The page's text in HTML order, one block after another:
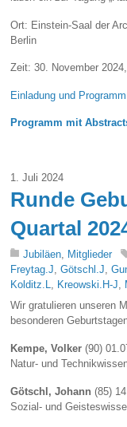
Ort: Einstein-Saal der
Berlin
Zeit: 30. November
Einladung und
Programm mit
1. Juli 2024
Runde
Quartal
Jubiläen, Mitglieder
Freytag.J,Götschl.J,
Kolditz.L, Kreowski.H-J,
Wir gratulieren unseren
besonderen
Kempe, Volker (90)
Natur- und
Götschl, Johann (85)
Sozial- und